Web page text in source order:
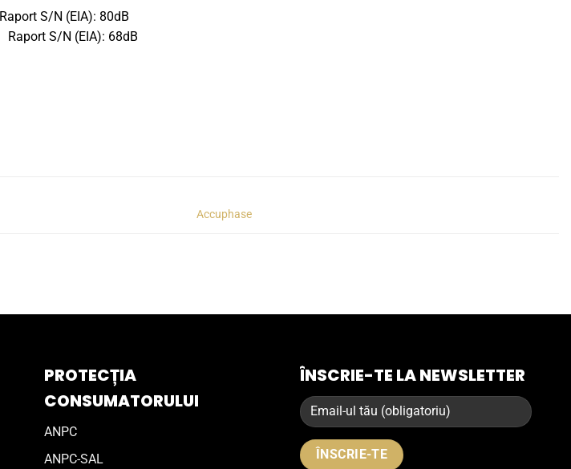
Raport S/N (EIA): 80dB
Raport S/N (EIA): 68dB
Accuphase
PROTECȚIA
CONSUMATORULUI
ANPC
ANPC-SAL
ÎNSCRIE-TE LA NEWSLETTER